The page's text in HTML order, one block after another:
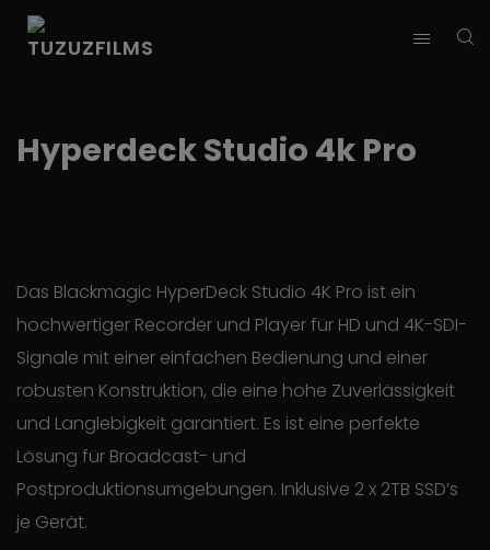
Hyperdeck Studio 4k Pro
Das Blackmagic HyperDeck Studio 4K Pro ist ein
hochwertiger Recorder und Player für HD und 4K-SDI-
Signale mit einer einfachen Bedienung und einer
robusten Konstruktion, die eine hohe Zuverlässigkeit
und Langlebigkeit garantiert. Es ist eine perfekte
Lösung für Broadcast- und
Postproduktionsumgebungen. Inklusive 2 x 2TB SSD’s
je Gerät.